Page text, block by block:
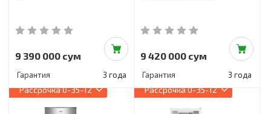
9 390 000 сум
Гарантия 3 года
9 420 000 сум
Гарантия 3 года
Рассрочка0-35-12 Рассрочка0-35-12